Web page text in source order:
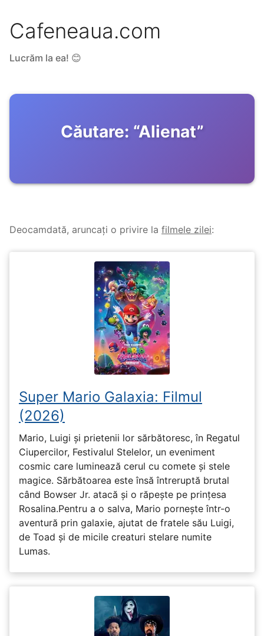
Cafeneaua.com
Lucrăm la ea! 😊
Căutare: “Alienat”
Deocamdată, aruncați o privire la filmele zilei:
Super Mario Galaxia: Filmul
(2026)
Mario, Luigi și prietenii lor sărbătoresc, în Regatul
Ciupercilor, Festivalul Stelelor, un eveniment
cosmic care luminează cerul cu comete și stele
magice. Sărbătoarea este însă întreruptă brutal
când Bowser Jr. atacă și o răpește pe prinţesa
Rosalina.Pentru a o salva, Mario pornește într-o
aventură prin galaxie, ajutat de fratele său Luigi,
de Toad și de micile creaturi stelare numite
Lumas.